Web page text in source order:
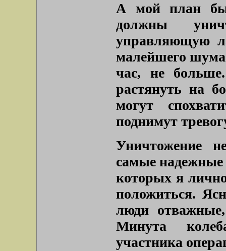
А мой план
должны
управляющую
малейшего
час, не
растянуть на
могут
поднимут
Уничтожение
самые надежные
которых я
положиться.
люди
Минута
участника